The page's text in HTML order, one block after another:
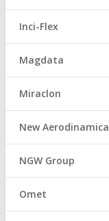
Inci-Flex
Magdata
Miraclon
New Aerodinamica
NGW Group
Omet